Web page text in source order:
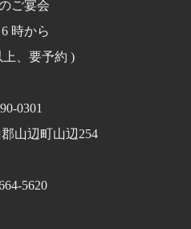
ご宴会
時から
上、要予約 )
0301
山辺町山辺254
5620